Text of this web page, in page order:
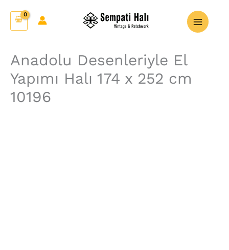
Anadolu Desenleriyle El
Yapımı Halı 174 x 252 cm
10196
Desenleriyle
El
Halı
174
252